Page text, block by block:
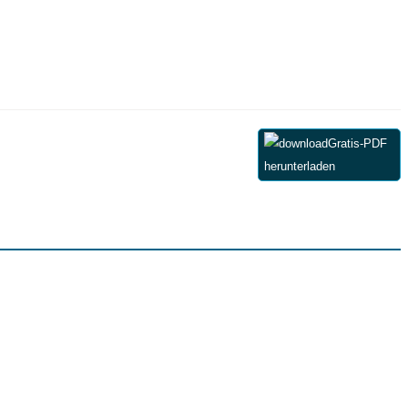
Gratis-PDF
herunterladen